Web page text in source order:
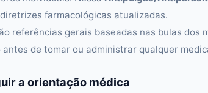
farmacológicas atualizadas.
referências gerais baseadas nas bulas dos
de tomar ou administrar qualquer
a orientação médica